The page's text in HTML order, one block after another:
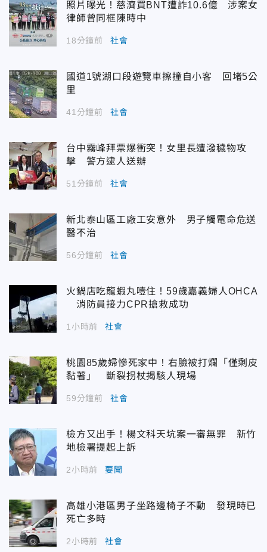
照片曝光！慈濟買BNT遭詐10.6億 涉案女
律師曾同框陳時中
18分鐘前 社會
國道1號湖口段遊覽車擦撞自小客 回堵5公
里
41分鐘前 社會
台中霧峰拜票爆衝突！女里長遭潑穢物攻
擊 警方逮人送辦
51分鐘前 社會
新北泰山區工廠工安意外 男子觸電命危送
醫不治
56分鐘前 社會
火鍋店吃龍蝦丸噎住！59歲嘉義婦人OHCA
消防員接力CPR搶救成功
1小時前 社會
桃園85歲婦慘死家中！右臉被打爛「僅剩皮
黏著」 斷裂拐杖揭駭人現場
59分鐘前 社會
檢方又出手！楊文科天坑案一審無罪 新竹
地檢署提起上訴
2小時前 要聞
高雄小港區男子坐路邊椅子不動 發現時已
死亡多時
2小時前 社會